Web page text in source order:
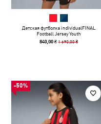
Детская футболка individualFINAL
Football Jersey Youth
840,00 ₴ 1 690,00 ₴
-50%